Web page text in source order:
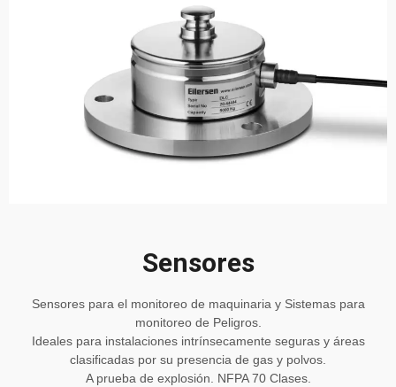
Sensores
Sensores para el monitoreo de maquinaria y Sistemas para
monitoreo de Peligros.
Ideales para instalaciones intrínsecamente seguras y áreas
clasificadas por su presencia de gas y polvos.
A prueba de explosión. NFPA 70 Clases.